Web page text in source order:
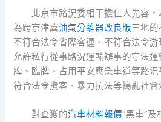
北京市路況委相干擔任人先容
為跨京津冀油氣分離器改良版三地的
不符合法令省際客運、不符合法令
允許私行從事路況運輸辦事的守法
牌、臨牌、占用平安應急車道等路
符合法令攬客、暴力抗法等搗亂社會
對查獲的汽車材料報價“黑車”及